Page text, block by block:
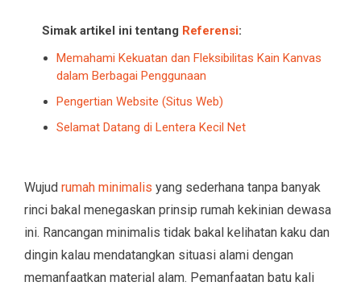
Simak artikel ini tentang Referensi:
Memahami Kekuatan dan Fleksibilitas Kain Kanvas
dalam Berbagai Penggunaan
Pengertian Website (Situs Web)
Selamat Datang di Lentera Kecil Net
Wujud rumah minimalis yang sederhana tanpa banyak
rinci bakal menegaskan prinsip rumah kekinian dewasa
ini. Rancangan minimalis tidak bakal kelihatan kaku dan
dingin kalau mendatangkan situasi alami dengan
memanfaatkan material alam. Pemanfaatan batu kali